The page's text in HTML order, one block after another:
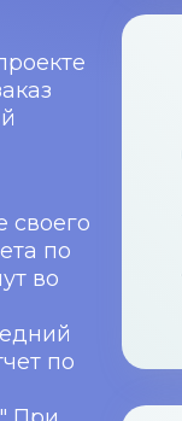
своего
по
во
по